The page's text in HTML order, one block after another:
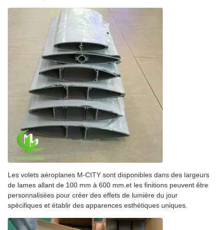
Les volets aéroplanes M-CITY sont disponibles dans des largeurs
de lames allant de 100 mm à 600 mm.et les finitions peuvent être
personnalisées pour créer des effets de lumière du jour
spécifiques et établir des apparences esthétiques uniques.